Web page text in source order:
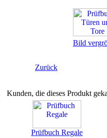
Bild
Zurück
Kunden, die dieses Produkt
Prüfbuch Regale